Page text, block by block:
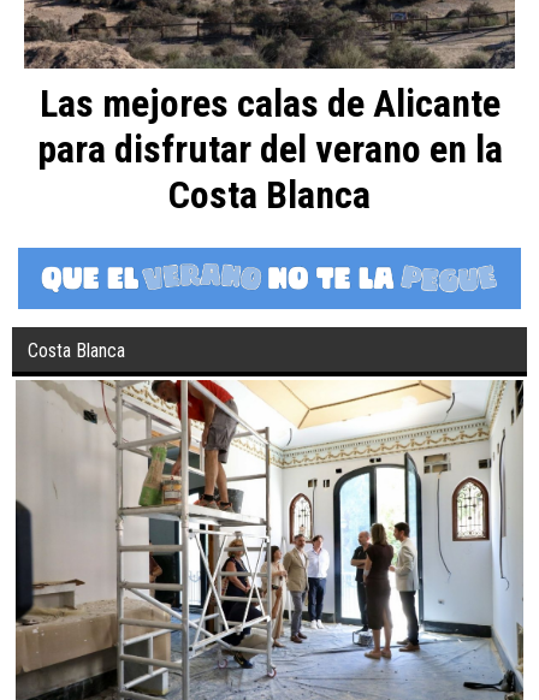
Las mejores calas de Alicante
para disfrutar del verano en la
Costa Blanca
Costa Blanca